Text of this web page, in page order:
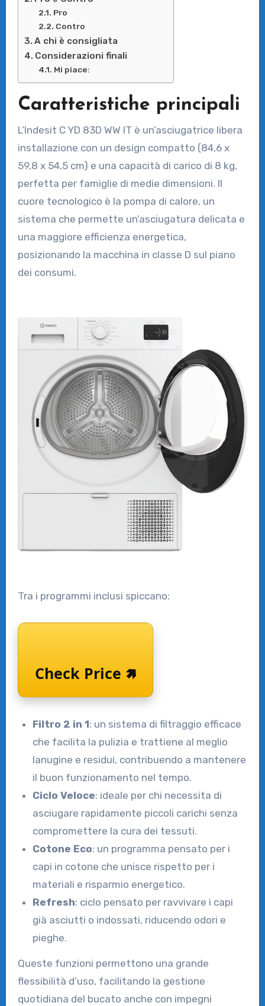
Pro
Contro
A chi è consigliata
Considerazioni finali
Mi piace:
Caratteristiche principali
L’Indesit C YD 83D WW IT è un’asciugatrice libera
installazione con un design compatto (84,6 x
59,8 x 54,5 cm) e una capacità di carico di 8 kg,
perfetta per famiglie di medie dimensioni. Il
cuore tecnologico è la pompa di calore, un
sistema che permette un’asciugatura delicata e
una maggiore efficienza energetica,
posizionando la macchina in classe D sul piano
dei consumi.
Tra i programmi inclusi spiccano:
Check Price 🢅
Filtro 2 in 1: un sistema di filtraggio efficace
che facilita la pulizia e trattiene al meglio
lanugine e residui, contribuendo a mantenere
il buon funzionamento nel tempo.
Ciclo Veloce: ideale per chi necessita di
asciugare rapidamente piccoli carichi senza
compromettere la cura dei tessuti.
Cotone Eco: un programma pensato per i
capi in cotone che unisce rispetto per i
materiali e risparmio energetico.
Refresh: ciclo pensato per ravvivare i capi
già asciutti o indossati, riducendo odori e
pieghe.
Queste funzioni permettono una grande
flessibilità d’uso, facilitando la gestione
quotidiana del bucato anche con impegni